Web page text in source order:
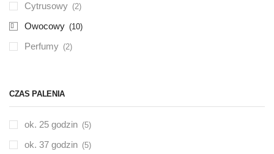
Cytrusowy (2)
Owocowy (10)
Perfumy (2)
CZAS PALENIA
ok. 25 godzin (5)
ok. 37 godzin (5)